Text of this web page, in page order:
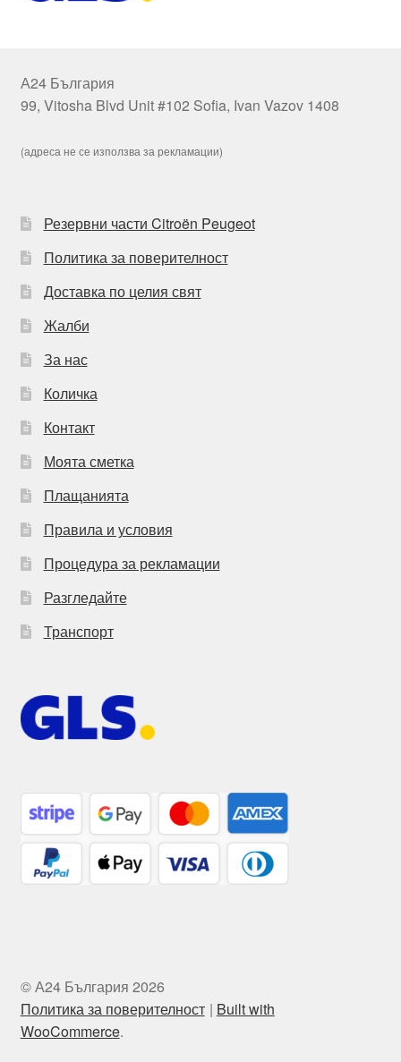
А24 България
99, Vitosha Blvd Unit #102 Sofia, Ivan Vazov 1408
(адреса не се използва за рекламации)
Резервни части Citroën Peugeot
Политика за поверителност
Доставка по целия свят
Жалби
За нас
Количка
Контакт
Моята сметка
Плащанията
Правила и условия
Процедура за рекламации
Разгледайте
Транспорт
© А24 България 2026
Политика за поверителност
Built with
WooCommerce.